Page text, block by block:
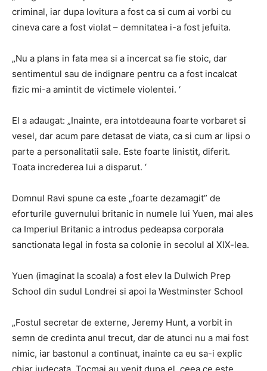
criminal, iar dupa lovitura a fost ca si cum ai vorbi cu
cineva care a fost violat – demnitatea i-a fost jefuita.
„Nu a plans in fata mea si a incercat sa fie stoic, dar
sentimentul sau de indignare pentru ca a fost incalcat
fizic mi-a amintit de victimele violentei. ‘
El a adaugat: „Inainte, era intotdeauna foarte vorbaret si
vesel, dar acum pare detasat de viata, ca si cum ar lipsi o
parte a personalitatii sale. Este foarte linistit, diferit.
Toata increderea lui a disparut. ‘
Domnul Ravi spune ca este „foarte dezamagit” de
eforturile guvernului britanic in numele lui Yuen, mai ales
ca Imperiul Britanic a introdus pedeapsa corporala
sanctionata legal in fosta sa colonie in secolul al XIX-lea.
Yuen (imaginat la scoala) a fost elev la Dulwich Prep
School din sudul Londrei si apoi la Westminster School
„Fostul secretar de externe, Jeremy Hunt, a vorbit in
semn de credinta anul trecut, dar de atunci nu a mai fost
nimic, iar bastonul a continuat, inainte ca eu sa-i explic